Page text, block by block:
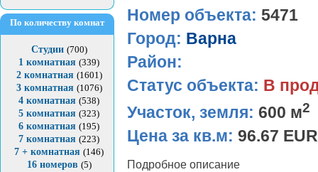
По количеству комнат
Студии (700)
1 комнатная (339)
2 комнатная (1601)
3 комнатная (1076)
4 комнатная (538)
5 комнатная (323)
6 комнатная (195)
7 комнатная (223)
7 + комнатная (146)
16 номеров (5)
Номер объекта: 5471
Город: Варна
Район:
Статус объекта: В
Участок, земля: 600 м2
Цена за кв.м: 96.67 EUR
Подробное описание